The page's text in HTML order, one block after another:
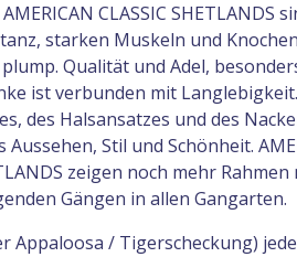
CLASSIC SHETLANDS
starken Muskeln und
Qualität und Adel,
ist verbunden mit
des Halsansatzes und des
Aussehen, Stil und Schönheit.
zeigen noch mehr
Gängen in allen Gangarten.
Appaloosa / Tigerscheckung)